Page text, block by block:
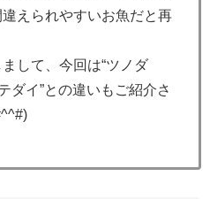
えられやすいお魚だと再
して、今回は“ツノダ
ダイ”との違いもご紹介さ